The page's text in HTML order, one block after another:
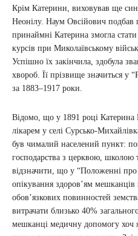
Крім Катерини, виховував ще
Неонілу. Наум Овсійович подбав
принаймні Катерина змогла
курсів при Миколаївському
Успішно їх закінчила, здобула
хвороб. Її прізвище значиться у
за 1883–1917 роки.
Відомо, що у 1891 році
лікарем у селі Сурсько-
був чималий населений пункт:
господарства з церквою,
відзначити, що у “Положенні про
опікування здоров’ям мешканців
обов’язкових повинностей
витрачати близько 40%
мешканці медичну допомогу хоч